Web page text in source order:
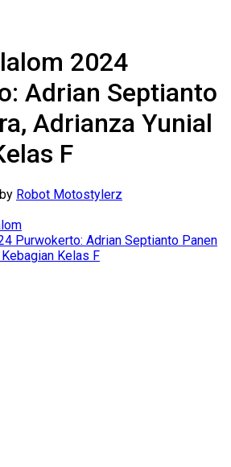
2024
Adrian Septianto
Adrianza Yunial
F
by Robot Motostylerz